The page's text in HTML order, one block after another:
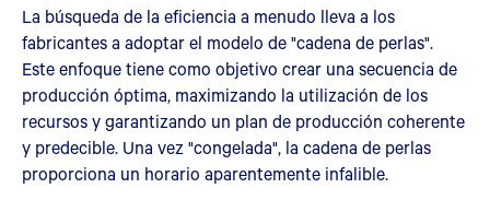
La búsqueda de la eficiencia a menudo lleva a los
fabricantes a adoptar el modelo de "cadena de perlas".
Este enfoque tiene como objetivo crear una secuencia de
producción óptima, maximizando la utilización de los
recursos y garantizando un plan de producción coherente
y predecible. Una vez "congelada", la cadena de perlas
proporciona un horario aparentemente infalible.